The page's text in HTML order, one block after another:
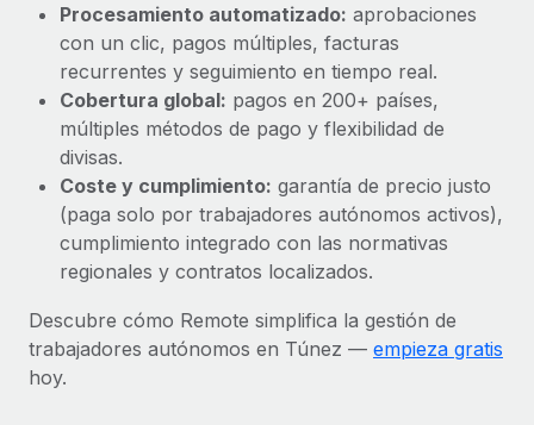
Procesamiento automatizado: aprobaciones
con un clic, pagos múltiples, facturas
recurrentes y seguimiento en tiempo real.
Cobertura global: pagos en 200+ países,
múltiples métodos de pago y flexibilidad de
divisas.
Coste y cumplimiento: garantía de precio justo
(paga solo por trabajadores autónomos activos),
cumplimiento integrado con las normativas
regionales y contratos localizados.
Descubre cómo Remote simplifica la gestión de
trabajadores autónomos en Túnez — empieza gratis
hoy.